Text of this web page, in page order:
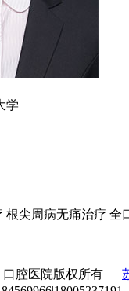
学
根尖周病无痛治疗 全
腔医院版权所有